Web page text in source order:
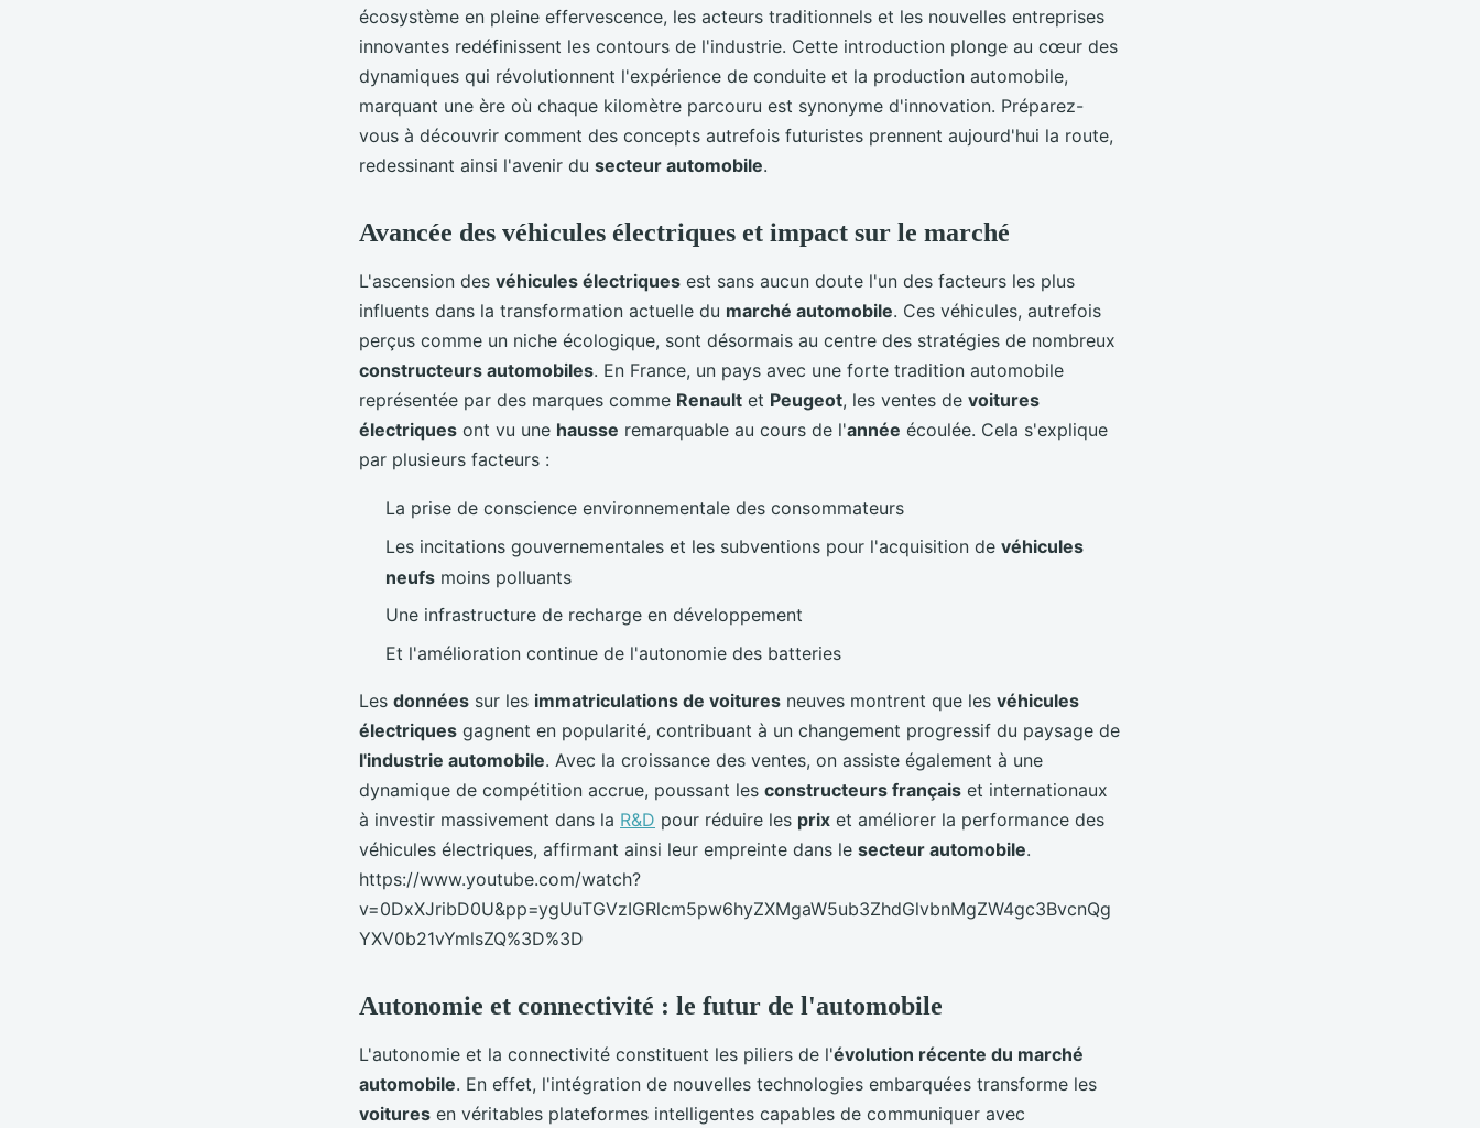
écosystème en pleine effervescence, les acteurs traditionnels et les nouvelles entreprises
innovantes redéfinissent les contours de l'industrie. Cette introduction plonge au cœur des
dynamiques qui révolutionnent l'expérience de conduite et la production automobile,
marquant une ère où chaque kilomètre parcouru est synonyme d'innovation. Préparez-
vous à découvrir comment des concepts autrefois futuristes prennent aujourd'hui la route,
redessinant ainsi l'avenir du secteur automobile.
Avancée des véhicules électriques et impact sur le marché
L'ascension des véhicules électriques est sans aucun doute l'un des facteurs les plus
influents dans la transformation actuelle du marché automobile. Ces véhicules, autrefois
perçus comme un niche écologique, sont désormais au centre des stratégies de nombreux
constructeurs automobiles. En France, un pays avec une forte tradition automobile
représentée par des marques comme Renault et Peugeot, les ventes de voitures
électriques ont vu une hausse remarquable au cours de l'année écoulée. Cela s'explique
par plusieurs facteurs :
La prise de conscience environnementale des consommateurs
Les incitations gouvernementales et les subventions pour l'acquisition de véhicules
neufs moins polluants
Une infrastructure de recharge en développement
Et l'amélioration continue de l'autonomie des batteries
Les données sur les immatriculations de voitures neuves montrent que les véhicules
électriques gagnent en popularité, contribuant à un changement progressif du paysage de
l'industrie automobile. Avec la croissance des ventes, on assiste également à une
dynamique de compétition accrue, poussant les constructeurs français et internationaux
à investir massivement dans la R&D pour réduire les prix et améliorer la performance des
véhicules électriques, affirmant ainsi leur empreinte dans le secteur automobile.
https://www.youtube.com/watch?
v=0DxXJribD0U&pp=ygUuTGVzIGRlcm5pw6hyZXMgaW5ub3ZhdGlvbnMgZW4gc3BvcnQg
YXV0b21vYmlsZQ%3D%3D
Autonomie et connectivité : le futur de l'automobile
L'autonomie et la connectivité constituent les piliers de l'évolution récente du marché
automobile. En effet, l'intégration de nouvelles technologies embarquées transforme les
voitures en véritables plateformes intelligentes capables de communiquer avec